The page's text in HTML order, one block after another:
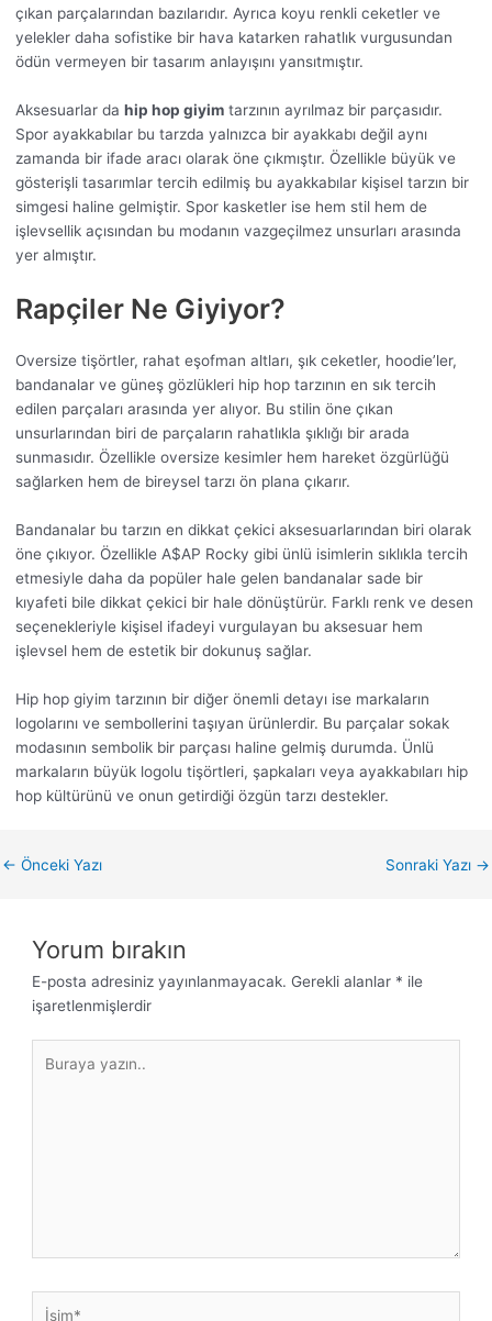
çıkan parçalarından bazılarıdır. Ayrıca koyu renkli ceketler ve
yelekler daha sofistike bir hava katarken rahatlık vurgusundan
ödün vermeyen bir tasarım anlayışını yansıtmıştır.
Aksesuarlar da hip hop giyimtarzının ayrılmaz bir parçasıdır.
Spor ayakkabılar bu tarzda yalnızca bir ayakkabı değil aynı
zamanda bir ifade aracı olarak öne çıkmıştır. Özellikle büyük ve
gösterişli tasarımlar tercih edilmiş bu ayakkabılar kişisel tarzın bir
simgesi haline gelmiştir. Spor kasketler ise hem stil hem de
işlevsellik açısından bu modanın vazgeçilmez unsurları arasında
yer almıştır.
Rapçiler Ne Giyiyor?
Oversize tişörtler, rahat eşofman altları, şık ceketler, hoodie’ler,
bandanalar ve güneş gözlükleri hip hop tarzının en sık tercih
edilen parçaları arasında yer alıyor. Bu stilin öne çıkan
unsurlarından biri de parçaların rahatlıkla şıklığı bir arada
sunmasıdır. Özellikle oversize kesimler hem hareket özgürlüğü
sağlarken hem de bireysel tarzı ön plana çıkarır.
Bandanalar bu tarzın en dikkat çekici aksesuarlarından biri olarak
öne çıkıyor. Özellikle A$AP Rocky gibi ünlü isimlerin sıklıkla tercih
etmesiyle daha da popüler hale gelen bandanalar sade bir
kıyafeti bile dikkat çekici bir hale dönüştürür. Farklı renk ve desen
seçenekleriyle kişisel ifadeyi vurgulayan bu aksesuar hem
işlevsel hem de estetik bir dokunuş sağlar.
Hip hop giyim tarzının bir diğer önemli detayı ise markaların
logolarını ve sembollerini taşıyan ürünlerdir. Bu parçalar sokak
modasının sembolik bir parçası haline gelmiş durumda. Ünlü
markaların büyük logolu tişörtleri, şapkaları veya ayakkabıları hip
hop kültürünü ve onun getirdiği özgün tarzı destekler.
← Önceki Yazı Sonraki Yazı →
Yorum bırakın
E-posta adresiniz yayınlanmayacak. Gerekli alanlar * ile
işaretlenmişlerdir
yazın..